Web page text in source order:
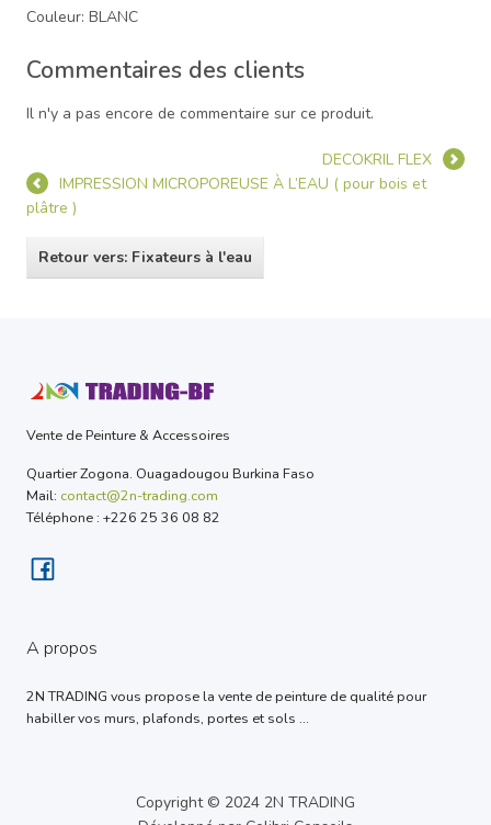
Couleur: BLANC
Commentaires des clients
Il n'y a pas encore de commentaire sur ce produit.
DECOKRIL FLEX
IMPRESSION MICROPOREUSE À L’EAU ( pour bois et
plâtre )
Retour vers: Fixateurs à l'eau
Vente de Peinture & Accessoires
Quartier Zogona. Ouagadougou Burkina Faso
Mail: contact@2n-trading.com
Téléphone : +226 25 36 08 82
A propos
2N TRADING vous propose la vente de peinture de qualité pour
habiller vos murs, plafonds, portes et sols ...
Copyright © 2024 2N TRADING